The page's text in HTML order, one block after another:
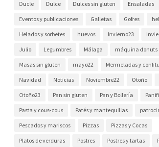
Ducle Dulce Dulces sin gluten Ensaladas
Eventos y publicaciones Galletas Gofres
Helados y sorbetes huevos Invierno23
Julio Legumbres Málaga máquina donuts
Masas sin gluten mayo22 Mermeladas y
Navidad Noticias Noviembre22 Otoño
Otoño23 Pan sin gluten Pan y Bollería
Pasta y cous-cous Patés y mantequillas
Pescados y mariscos Pizzas Pizzas y Cocas
Platos de verduras Postres Postres y tartas